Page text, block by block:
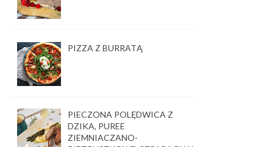
PIZZA Z BURRATĄ
PIECZONA POLĘDWICA Z
DZIKA, PUREE
ZIEMNIACZANO-